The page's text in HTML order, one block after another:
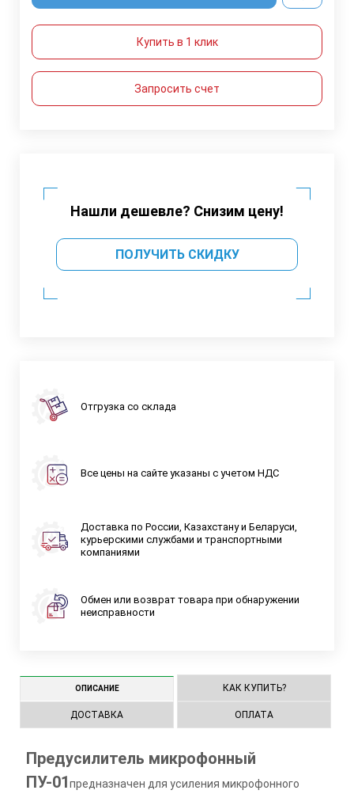
Купить в 1 клик
Запросить счет
Нашли дешевле? Снизим цену!
ПОЛУЧИТЬ СКИДКУ
Отгрузка со склада
Все цены на сайте указаны с учетом НДС
Доставка по России, Казахстану и Беларуси,
курьерскими службами и транспортными
компаниями
Обмен или возврат товара при обнаружении
неисправности
ОПИСАНИЕ КАК КУПИТЬ?
ДОСТАВКА ОПЛАТА
Предусилитель микрофонный
ПУ-01предназначен для усиления микрофонного